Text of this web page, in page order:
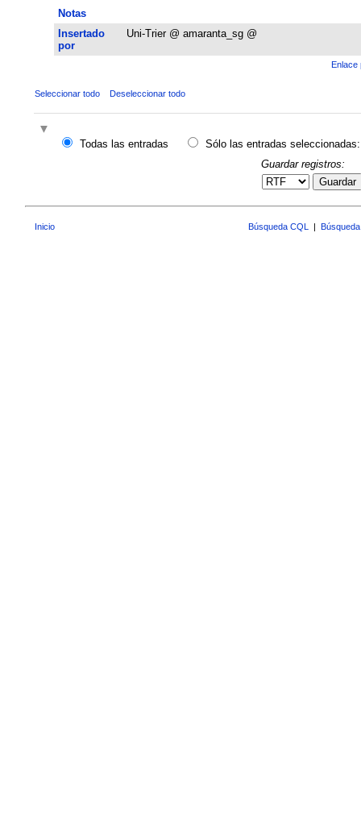
Notas
Insertado
por
Uni-Trier @ amaranta_sg @
Enlace
Seleccionar todo Deseleccionar todo
Todas las entradas
Sólo las entradas seleccionadas:
Guardar registros:
Guardar
Inicio Búsqueda CQL